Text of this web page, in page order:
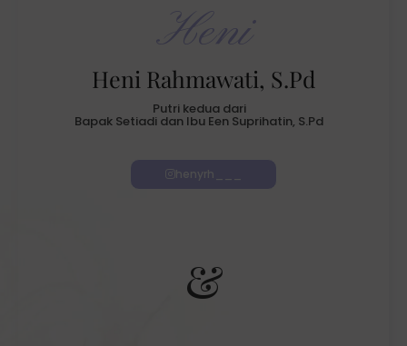
Heni
Heni Rahmawati, S.Pd
Putri kedua dari
Bapak Setiadi dan Ibu Een Suprihatin, S.Pd
henyrh___
&